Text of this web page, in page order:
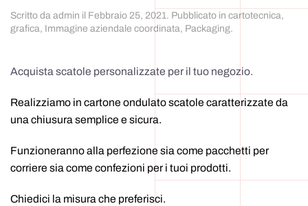
Scritto da admin il Febbraio 25, 2021. Pubblicato in cartotecnica,
grafica, Immagine aziendale coordinata, Packaging.
Acquista scatole personalizzate per il tuo negozio.
Realizziamo in cartone ondulato scatole caratterizzate da
una chiusura semplice e sicura.
Funzioneranno alla perfezione sia come pacchetti per
corriere sia come confezioni per i tuoi prodotti.
Chiedici la misura che preferisci.